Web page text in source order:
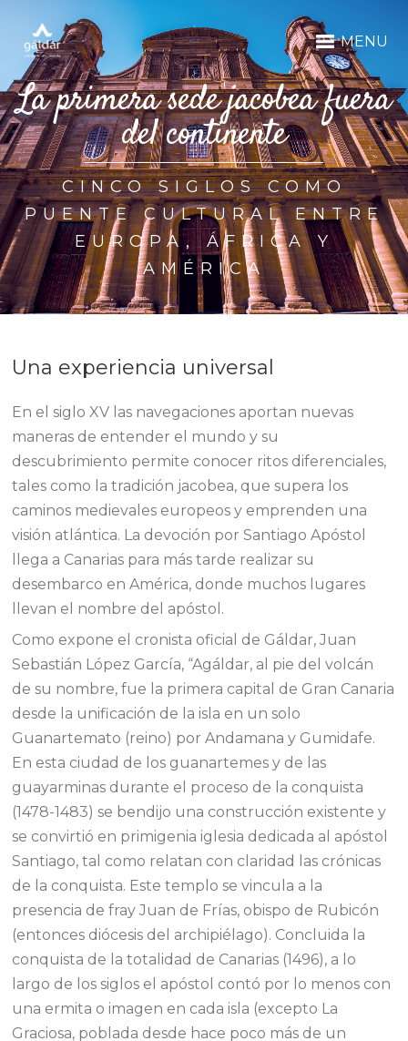
MENU
La primera sede jacobea fuera
del continente
CINCO SIGLOS COMO
PUENTE CULTURAL ENTRE
EUROPA, ÁFRICA Y
AMÉRICA
Una experiencia universal
En el siglo XV las navegaciones aportan nuevas
maneras de entender el mundo y su
descubrimiento permite conocer ritos diferenciales,
tales como la tradición jacobea, que supera los
caminos medievales europeos y emprenden una
visión atlántica. La devoción por Santiago Apóstol
llega a Canarias para más tarde realizar su
desembarco en América, donde muchos lugares
llevan el nombre del apóstol.
Como expone el cronista oficial de Gáldar, Juan
Sebastián López García, “Agáldar, al pie del volcán
de su nombre, fue la primera capital de Gran Canaria
desde la unificación de la isla en un solo
Guanartemato (reino) por Andamana y Gumidafe.
En esta ciudad de los guanartemes y de las
guayarminas durante el proceso de la conquista
(1478-1483) se bendijo una construcción existente y
se convirtió en primigenia iglesia dedicada al apóstol
Santiago, tal como relatan con claridad las crónicas
de la conquista. Este templo se vincula a la
presencia de fray Juan de Frías, obispo de Rubicón
(entonces diócesis del archipiélago). Concluida la
conquista de la totalidad de Canarias (1496), a lo
largo de los siglos el apóstol contó por lo menos con
una ermita o imagen en cada isla (excepto La
Graciosa, poblada desde hace poco más de un